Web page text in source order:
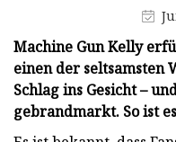
Machine Gun Kelly
einen der seltsamsten
Schlag ins Gesicht –
gebrandmarkt. So ist